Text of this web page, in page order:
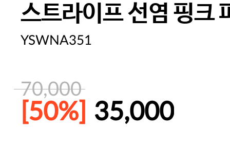
스트라이프 선염 핑크
YSWNA351
70,000
[50%] 35,000